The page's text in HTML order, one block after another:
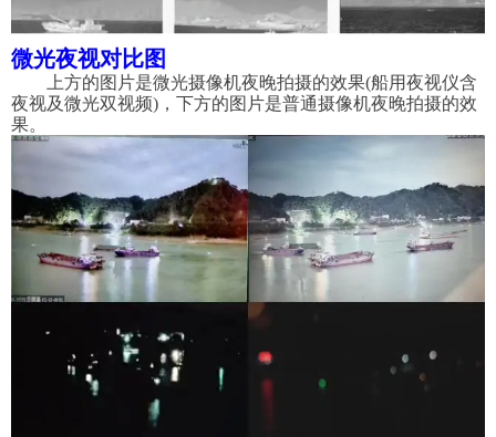
微光夜视对比图
上方的图片是微光摄像机夜晚拍摄的效果(船用夜视仪含
夜视及微光双视频)，下方的图片是普通摄像机夜晚拍摄的效
果。